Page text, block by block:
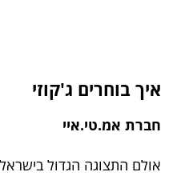
איך בוחרים ג'קוזי
חברת אמ.טי.איי
אולם התצוגה הגדול בישראל